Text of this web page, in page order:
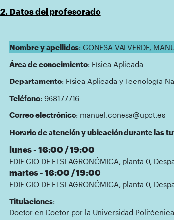
2. Datos del profesorado
Nombre y apellidos: CONESA VALVERDE,
Área de conocimiento: Física Aplicada
Departamento: Física Aplicada y Tecnología
Teléfono: 968177716
Correo electrónico: manuel.conesa@upct.es
Horario de atención y ubicación durante las
lunes - 16:00 / 19:00
EDIFICIO DE ETSI AGRONÓMICA, planta 0,
martes - 16:00 / 19:00
EDIFICIO DE ETSI AGRONÓMICA, planta 0,
Titulaciones:
Doctor en Doctor por la Universidad Politécnica